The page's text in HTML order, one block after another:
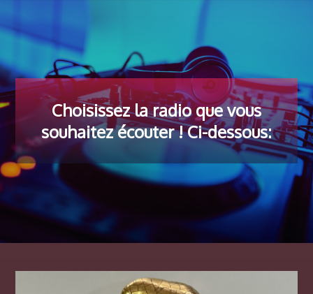
Choisissez la radio que vous
souhaitez écouter ! Ci-dessous: